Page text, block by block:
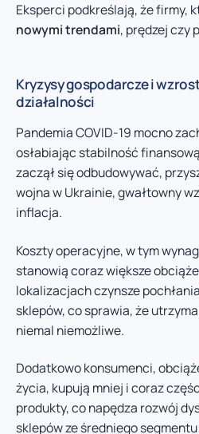
Eksperci podkreślają, że firmy,
nowymi trendami, prędzej czy
Kryzysy gospodarcze i
działalności
Pandemia COVID-19 mocno
osłabiając stabilność
zaczął się odbudowywać,
wojna w Ukrainie, gwałtowny
inflacja.
Koszty operacyjne, w tym
stanowią coraz większe
lokalizacjach czynsze
sklepów, co sprawia, że
niemal niemożliwe.
Dodatkowo konsumenci,
życia, kupują mniej i coraz
produkty, co napędza rozwój
sklepów ze średniego